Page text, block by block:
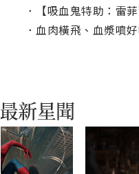
．
【吸血鬼特助：雷菲爾】
． 血肉橫飛、血漿噴好噴滿！